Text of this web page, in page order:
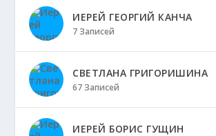
ИЕРЕЙ ГЕОРГИЙ КАНЧА
7 Записей
СВЕТЛАНА ГРИГОРИШИНА
67 Записей
ИЕРЕЙ БОРИС ГУЩИН